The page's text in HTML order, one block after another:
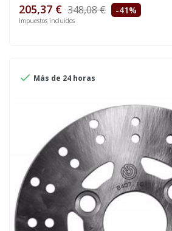
205,37 € 348,08 € -41%
Impuestos incluidos
 Más de 24 horas